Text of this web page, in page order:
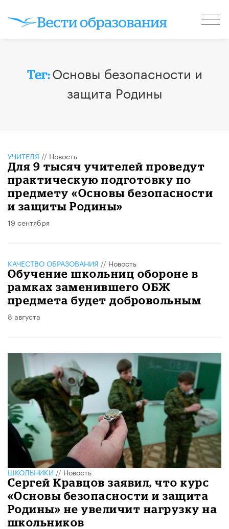
Тег:Основы безопасности и
защита Родины
УЧИТЕЛЯ // Новость
Для 9 тысяч учителей проведут
практическую подготовку по
предмету «Основы безопасности
и защиты Родины»
19 сентября
КАЧЕСТВО ОБРАЗОВАНИЯ // Новость
Обучение школьниц обороне в
рамках заменившего ОБЖ
предмета будет добровольным
8 августа
ШКОЛЬНИКИ//Новость
Сергей Кравцов заявил, что курс
«Основы безопасности и защита
Родины» не увеличит нагрузку на
школьников